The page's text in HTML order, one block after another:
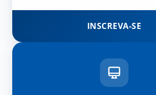
INSCREVA-SE